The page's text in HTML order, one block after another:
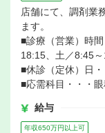
店舗にて、調剤業
ます。
■診療（営業）時
18:15、土／8:45
■休診（定休）日
■応需科目・・・
給与
年収650万円以上可